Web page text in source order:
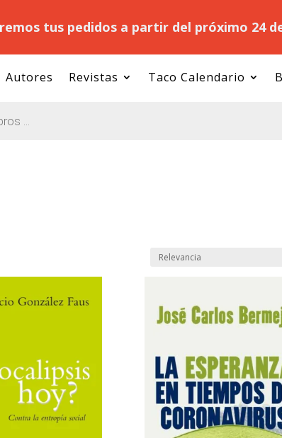
tus pedidos a partir del próximo 24
Autores Revistas Taco Calendario